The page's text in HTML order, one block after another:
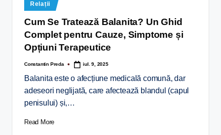
Relații
Cum Se Tratează Balanita? Un Ghid
Complet pentru Cauze, Simptome și
Opțiuni Terapeutice
Constantin Preda iul. 9, 2025
Balanita este o afecțiune medicală comună, dar
adeseori neglijată, care afectează blandul (capul
penisului) și,…
Read More